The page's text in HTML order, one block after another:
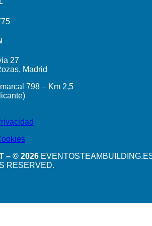
27
Madrid
798 – Km 2,5
– © 2026
RESERVED.